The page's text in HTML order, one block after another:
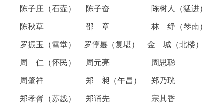
陈子庄（石壶） 陈子奋 陈树人（猛进）
陈秋草 邵 章 林 纾（琴南）
罗振玉（雪堂） 罗惇㬊（复堪） 金 城（北楼）
周 仁（怀民） 周元亮 周思聪
周肇祥 郑 昶（午昌） 郑乃珖
郑孝胥（苏戡） 郑诵先 宗其香